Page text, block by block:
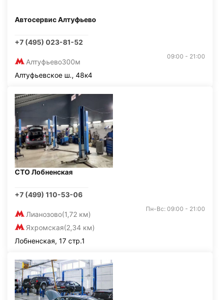
Автосервис Алтуфьево
+7 (495) 023-81-52
Алтуфьево300м
09:00 - 21:00
Алтуфьевское ш., 48к4
СТО Лобненская
+7 (499) 110-53-06
Лианозово(1,72 км)
Яхромская(2,34 км)
Пн-Вс: 09:00 - 21:00
Лобненская, 17 стр.1